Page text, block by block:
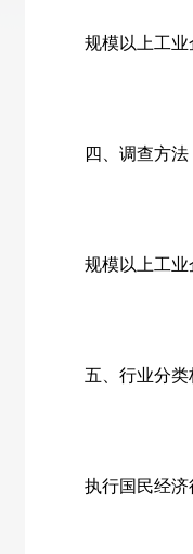
规模以上工业企
四、调查方法
规模以上工业企
五、行业分类
执行国民经济行